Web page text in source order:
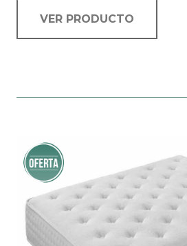
VER PRODUCTO
producto
variantes.
Las
opciones
pueden
¡Oferta!